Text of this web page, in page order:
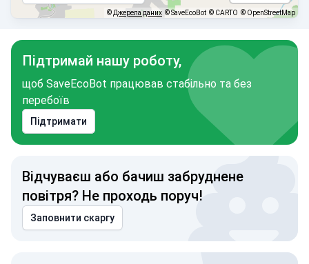
© Джерела даних © SaveEcoBot © CARTO © OpenStreetMap
Підтримай нашу роботу,
щоб SaveEcoBot працював стабільно та без
перебоїв
Підтримати
Відчуваєш або бачиш забруднене
повітря? Не проходь поруч!
Заповнити скаргу